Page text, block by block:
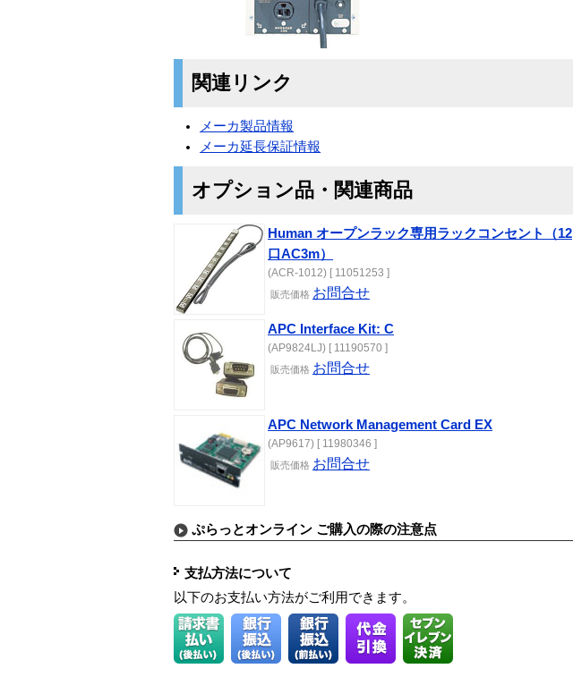
関連リンク
メーカ製品情報
メーカ延長保証情報
オプション品・関連商品
Human オープンラック専用ラックコンセント（12
口AC3m）
(ACR-1012) [ 11051253 ]
販売価格 お問合せ
APC Interface Kit: C
(AP9824LJ) [ 11190570 ]
販売価格 お問合せ
APC Network Management Card EX
(AP9617) [ 11980346 ]
販売価格 お問合せ
ぷらっとオンライン ご購入の際の注意点
支払方法について
以下のお支払い方法がご利用できます。